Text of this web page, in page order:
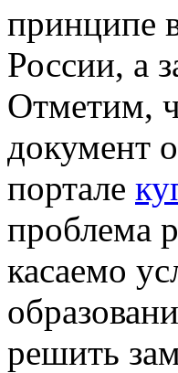
принципе
России, а
Отметим,
документ
портале
проблема
касаемо
решить